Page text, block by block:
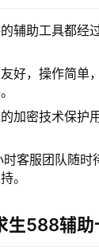
辅助工具都经
好，操作简单
加密技术保护
时客服团队随时
。
生588辅助